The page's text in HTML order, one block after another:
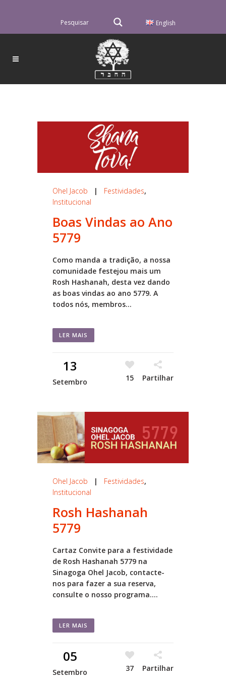
English
Ohel Jacob | Festividades,
Institucional
Boas Vindas ao Ano
5779
Como manda a tradição, a nossa
comunidade festejou mais um
Rosh Hashanah, desta vez dando
as boas vindas ao ano 5779. A
todos nós, membros...
LER MAIS
13
Setembro 15 Partilhar
Ohel Jacob | Festividades,
Institucional
Rosh Hashanah
5779
Cartaz Convite para a festividade
de Rosh Hashanah 5779 na
Sinagoga Ohel Jacob, contacte-
nos para fazer a sua reserva,
consulte o nosso programa....
LER MAIS
05
Setembro 37 Partilhar